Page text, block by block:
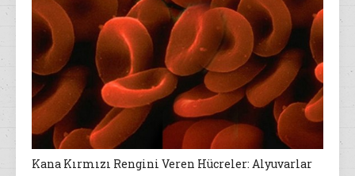
Kana Kırmızı Rengini Veren Hücreler: Alyuvarlar